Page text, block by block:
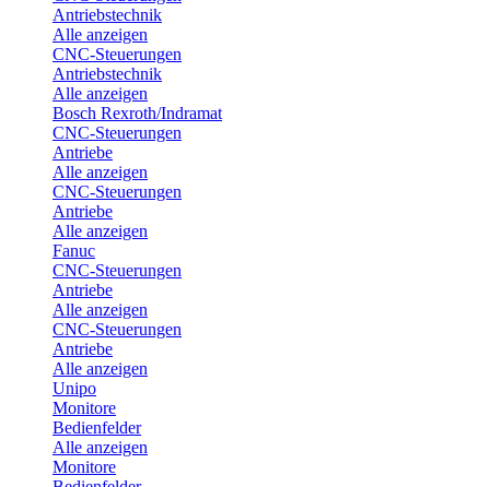
Antriebstechnik
Alle anzeigen
CNC-Steuerungen
Antriebstechnik
Alle anzeigen
Bosch Rexroth/Indramat
CNC-Steuerungen
Antriebe
Alle anzeigen
CNC-Steuerungen
Antriebe
Alle anzeigen
Fanuc
CNC-Steuerungen
Antriebe
Alle anzeigen
CNC-Steuerungen
Antriebe
Alle anzeigen
Unipo
Monitore
Bedienfelder
Alle anzeigen
Monitore